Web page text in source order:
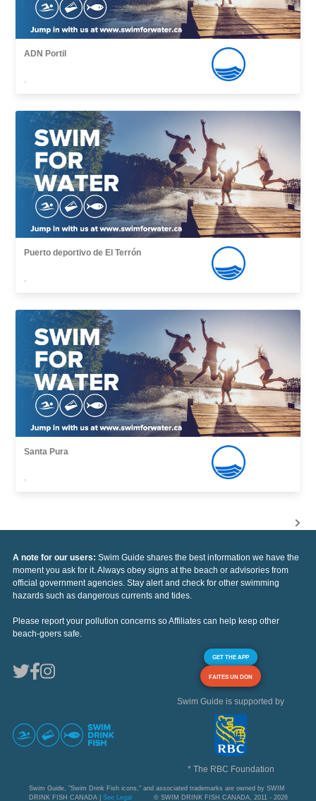
ADN Portil
,
Puerto deportivo de El Terrón
,
Santa Pura
,
A note for our users: Swim Guide shares the best information we have the
moment you ask for it. Always obey signs at the beach or advisories from
official government agencies. Stay alert and check for other swimming
hazards such as dangerous currents and tides.
Please report your pollution concerns so Affiliates can help keep other
beach-goers safe.
GET THE APP
FAITES UN DON
Swim Guide is supported by
* The RBC Foundation
Swim Guide, "Swim Drink Fish icons," and associated trademarks are owned by SWIM
DRINK FISH CANADA | See Legal © SWIM DRINK FISH CANADA, 2011 - 2026